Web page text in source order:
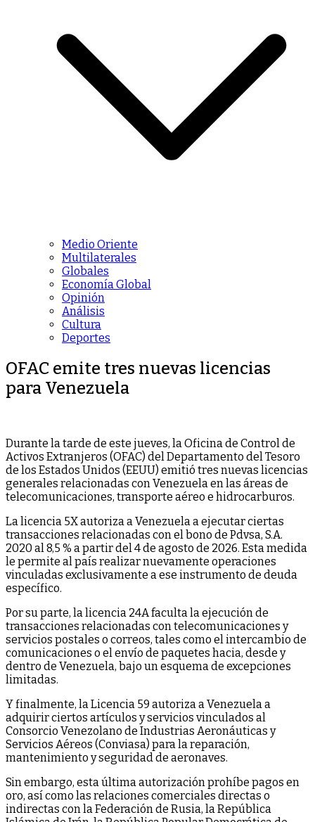
Medio Oriente
Multilaterales
Globales
Economía Global
Opinión
Análisis
Cultura
Deportes
OFAC emite tres nuevas licencias
para Venezuela
Durante la tarde de este jueves, la Oficina de Control de
Activos Extranjeros (OFAC) del Departamento del Tesoro
de los Estados Unidos (EEUU) emitió tres nuevas licencias
generales relacionadas con Venezuela en las áreas de
telecomunicaciones, transporte aéreo e hidrocarburos.
La licencia 5X autoriza a Venezuela a ejecutar ciertas
transacciones relacionadas con el bono de Pdvsa, S.A.
2020 al 8,5 % a partir del 4 de agosto de 2026. Esta medida
le permite al país realizar nuevamente operaciones
vinculadas exclusivamente a ese instrumento de deuda
específico.
Por su parte, la licencia 24A faculta la ejecución de
transacciones relacionadas con telecomunicaciones y
servicios postales o correos, tales como el intercambio de
comunicaciones o el envío de paquetes hacia, desde y
dentro de Venezuela, bajo un esquema de excepciones
limitadas.
Y finalmente, la Licencia 59 autoriza a Venezuela a
adquirir ciertos artículos y servicios vinculados al
Consorcio Venezolano de Industrias Aeronáuticas y
Servicios Aéreos (Conviasa) para la reparación,
mantenimiento y seguridad de aeronaves.
Sin embargo, esta última autorización prohíbe pagos en
oro, así como las relaciones comerciales directas o
indirectas con la Federación de Rusia, la República